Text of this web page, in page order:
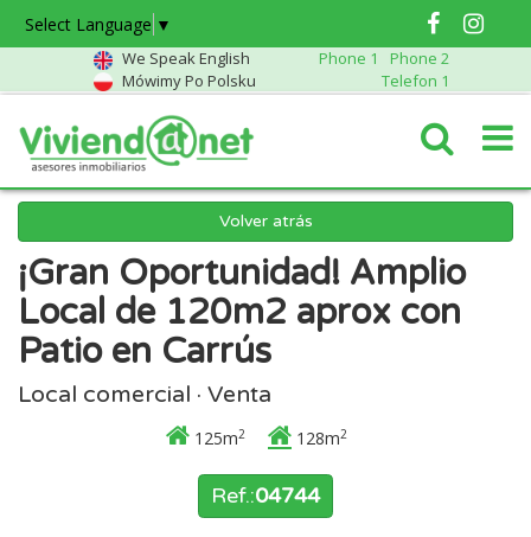
Select Language ▼
We Speak English Phone 1
Phone 2
Mówimy Po Polsku
Telefon 1
Volver atrás
¡Gran Oportunidad! Amplio
Local de 120m2 aprox con
Patio en Carrús
Local comercial · Venta
125m2 128m2
Ref.:04744